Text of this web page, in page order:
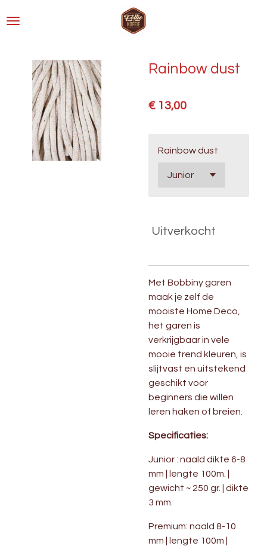
direct
hoofdinhoud
Rainbow dust
€ 13,00
Rainbow dust
Uitverkocht
Met Bobbiny garen
maak je zelf de
mooiste Home Deco,
het garen is
verkrijgbaar in vele
mooie trend kleuren, is
slijtvast en uitstekend
geschikt voor
beginners die willen
leren haken of breien.
Specificaties:
Junior : naald dikte 6-8
mm | lengte 100m. |
gewicht ~ 250 gr. | dikte
3 mm.
Premium: naald 8-10
mm | lengte 100m |